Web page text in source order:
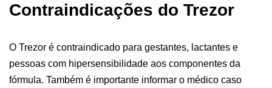
Contraindicações do Trezor
O Trezor é contraindicado para gestantes, lactantes e
pessoas com hipersensibilidade aos componentes da
fórmula. Também é importante informar o médico caso